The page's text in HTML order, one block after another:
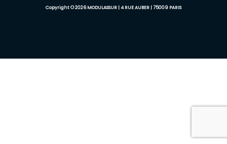
Copyright © 2026 MODULASSUR | 4 RUE AUBER | 75009 PARIS